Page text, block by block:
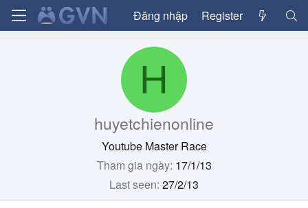
Đăng nhập Register
H
huyetchienonline
Youtube Master Race
Tham gia ngày 17/1/13
Last seen 27/2/13